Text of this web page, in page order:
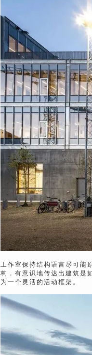
工作室保持结构语言尽可能
构，有意识地传达出建筑是
为一个灵活的活动框架。